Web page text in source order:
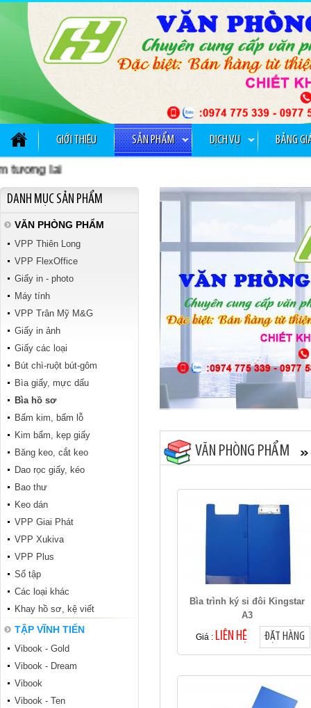
GIỚI THIỆU SẢN PHẨM DỊCH VỤ BẢNG
lai
DANH MỤC SẢN PHẨM
VĂN PHÒNG PHẨM
VPP Thiên Long
VPP FlexOffice
Giấy in - photo
Máy tính
VPP Trân Mỹ M&G
Giấy in ảnh
Giấy các loại
Bút chì-ruột bút-gôm
Bìa giấy, mực dấu
Bìa hồ sơ
Bấm kim, bấm lỗ
Kim bấm, kẹp giấy
Băng keo, cắt keo
Dao rọc giấy, kéo
Bao thư
Keo dán
VPP Giai Phát
VPP Xukiva
VPP Plus
Sổ tập
Các loại khác
Khay hồ sơ, kệ viết
TẬP VĨNH TIẾN
Vibook - Gold
Vibook - Dream
Vibook
Vibook - Ten
GỠ KIM BẤM TTH 029
Tập Tranh đông hồ 200 trang
ABC Hiệp Phong 96 trang
Conan 96 trang
VĂN PHÒNG PHẨM
Bìa trình ký si đôi Kingstar
A3
Giá : LIÊN HỆ ĐẶT HÀNG